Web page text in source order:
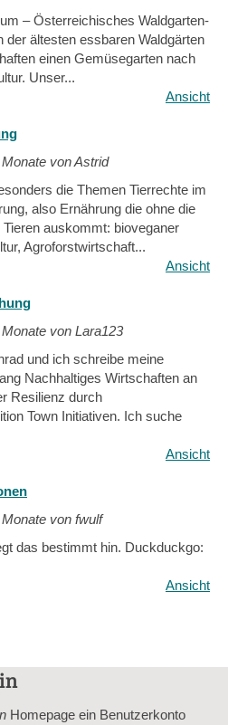
– Österreichisches Waldgarten-
der ältesten essbaren Waldgärten
einen Gemüsegarten nach
Unser...
Ansicht
von Astrid
die Themen Tierrechte im
also Ernährung die ohne die
auskommt: bioveganer
Agroforstwirtschaft...
Ansicht
von Lara123
und ich schreibe meine
Nachhaltiges Wirtschaften an
Resilienz durch
Town Initiativen. Ich suche
Ansicht
von fwulf
das bestimmt hin. Duckduckgo:
Ansicht
Homepage ein Benutzerkonto